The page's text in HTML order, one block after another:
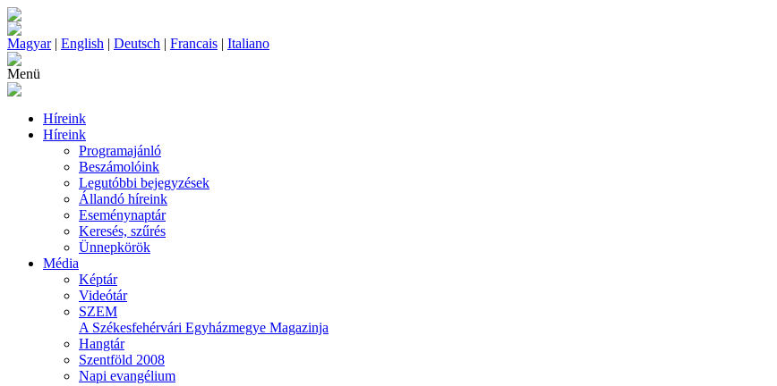
Magyar| English | Deutsch | Francais | Italiano
Menü
Híreink
Híreink
Programajánló
Beszámolóink
Legutóbbi bejegyzések
Állandó híreink
Eseménynaptár
Keresés, szűrés
Ünnepkörök
Média
Képtár
Videótár
SZEM
A Székesfehérvári Egyházmegye Magazinja
Hangtár
Szentföld 2008
Napi evangélium